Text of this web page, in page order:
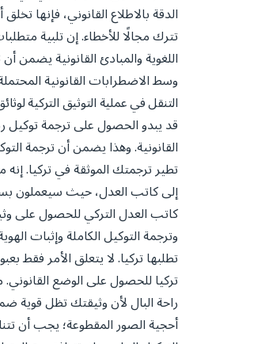
الدقة بالاطلاع القانوني، فإنها
تترك مجالًا للأخطاء. إن تلبية
اللغوية والمبادئ القانونية
وسط الاضطرابات القانونية
التنقل في عملية التوثيق التركية
قد يبدو الحصول على ترجمة
القانونية. وهذا يضمن أن ترجمة
تطير ترجمتك الموثقة في تركيا.
إلى كاتب العدل، حيث سيعملون
كاتب العدل التركي للحصول على
وترجمة التوكيل الكاملة وإثبات
تركيا للحصول على الوضع
راحة البال لأن وثيقتك تظل قوية
أحجية الصور المقطوعة؛ يجب أن